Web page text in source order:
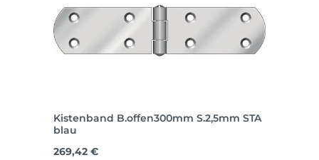
Kistenband B.offen300mm S.2,5mm STA
blau
Regulärer Preis:
269,42 €